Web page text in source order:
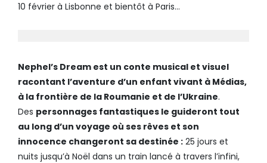
10 février à Lisbonne et bientôt à Paris…
Nephel’s Dream est un conte musical et visuel
racontant l’aventure d’un enfant vivant à Médias,
à la frontière de la Roumanie et de l’Ukraine.
Des personnages fantastiques le guideront tout
au long d’un voyage où ses rêves et son
innocence changeront sa destinée : 25 jours et
nuits jusqu’à Noël dans un train lancé à travers l’infini,